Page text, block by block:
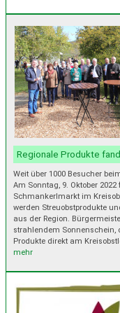
Regionale Produkte
Weit über 1000 Besucher
Am Sonntag, 9. Oktober
Schmankerlmarkt im
werden Streuobstprodukte
aus der Region.
strahlendem Sonnenschein,
Produkte direkt am
mehr